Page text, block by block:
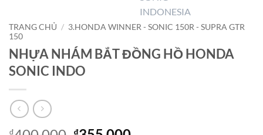
TRANG CHỦ / 3.HONDA WINNER - SONIC 150R - SUPRA GTR
150
NHỰA NHÁM BẮT ĐỒNG HỒ HONDA
SONIC INDO